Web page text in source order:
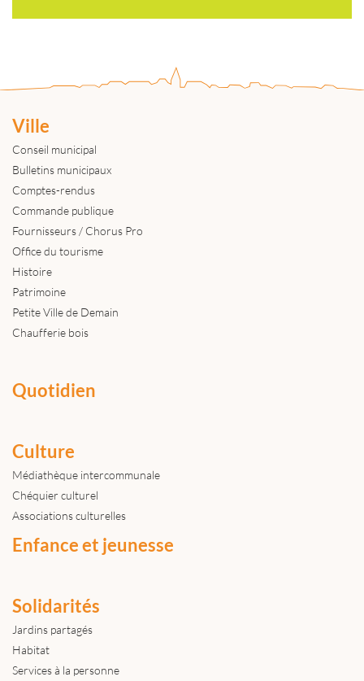
Ville
Conseil municipal
Bulletins municipaux
Comptes-rendus
Commande publique
Fournisseurs / Chorus Pro
Office du tourisme
Histoire
Patrimoine
Petite Ville de Demain
Chaufferie bois
Quotidien
Culture
Médiathèque intercommunale
Chéquier culturel
Associations culturelles
Enfance et jeunesse
Solidarités
Jardins partagés
Habitat
Services à la personne